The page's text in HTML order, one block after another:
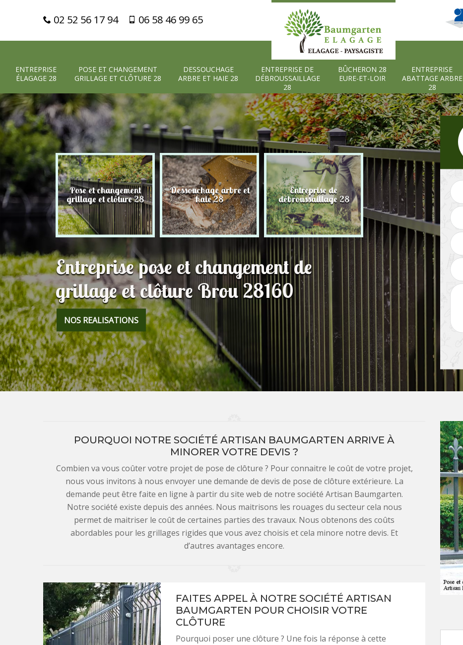
02 52 56 17 94 06 58 46 99 65
ENTREPRISE
ÉLAGAGE 28
POSE ET CHANGEMENT
GRILLAGE ET CLÔTURE 28
DESSOUCHAGE
ARBRE ET HAIE 28
ENTREPRISE DE
DÉBROUSSAILLAGE
28
BÛCHERON 28
EURE-ET-LOIR
ENTREPRISE
ABATTAGE ARBRE
28
28 Pose et changement
grillage et clôture 28
Dessouchage arbre et
haie 28
Entreprise de
débroussaillage 28
Bûcheron 28 Eure-et-
Loir
Entreprise pose et changement de
grillage et clôture Brou 28160
NOS REALISATIONS
POURQUOI NOTRE SOCIÉTÉ ARTISAN BAUMGARTEN ARRIVE À
MINORER VOTRE DEVIS ?
Combien va vous coûter votre projet de pose de clôture ? Pour connaitre le coût de votre projet,
nous vous invitons à nous envoyer une demande de devis de pose de clôture extérieure. La
demande peut être faite en ligne à partir du site web de notre société Artisan Baumgarten.
Notre société existe depuis des années. Nous maitrisons les rouages du secteur cela nous
permet de maitriser le coût de certaines parties des travaux. Nous obtenons des coûts
abordables pour les grillages rigides que vous avez choisis et cela minore notre devis. Et
d’autres avantages encore.
FAITES APPEL À NOTRE SOCIÉTÉ ARTISAN
BAUMGARTEN POUR CHOISIR VOTRE
CLÔTURE
Pourquoi poser une clôture ? Une fois la réponse à cette